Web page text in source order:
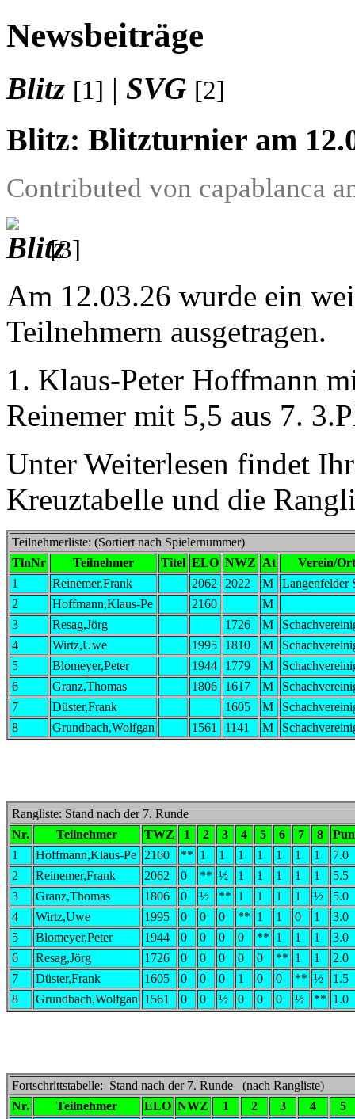
Newsbeiträge
Blitz [1] | SVG [2]
Blitz: Blitzturnier am
Contributed von capablanca
[3]
Am 12.03.26 wurde ein
Teilnehmern ausgetragen.
1. Klaus-Peter Hoffmann
Reinemer mit 5,5 aus 7.
Unter Weiterlesen findet
Kreuztabelle und die
Teilnehmerliste: (Sortiert nach Spielernummer)
TlnNr
Teilnehmer Titel ELO NWZ At
Verein/Ort
1
Reinemer,Frank 2062 2022 M
Langenfelder
2
Hoffmann,Klaus-Pe 2160
M
3
Resag,Jörg 1726 M
4
Wirtz,Uwe 1995 1810 M
5
Blomeyer,Peter 1944 1779 M
6
Granz,Thomas 1806 1617 M
7
Düster,Frank 1605 M
8
Grundbach,Wolfgan 1561 1141 M
Rangliste: Stand nach der 7. Runde
Nr.
Teilnehmer TWZ 1 2 3 4 5 6 7 8
1
Hoffmann,Klaus-Pe 2160 ** 1 1 1 1 1 1 1
7.0
2
Reinemer,Frank 2062 0 ** ½ 1 1 1 1 1
5.5
3
Granz,Thomas 1806 0 ½ ** 1 1 1 1 ½
5.0
4
Wirtz,Uwe 1995 0 0 0 ** 1 1 0 1
3.0
5
Blomeyer,Peter 1944 0 0 0 0 ** 1 1 1
3.0
6
Resag,Jörg 1726 0 0 0 0 0 ** 1 1
2.0
7
Düster,Frank 1605 0 0 0 1 0 0 ** ½
1.5
8
Grundbach,Wolfgan 1561 0 0 ½ 0 0 0 ½ ** 1.0
Fortschrittstabelle: Stand nach der 7. Runde (nach Rangliste)
Nr.
Teilnehmer ELO NWZ 1 2 3 4
5